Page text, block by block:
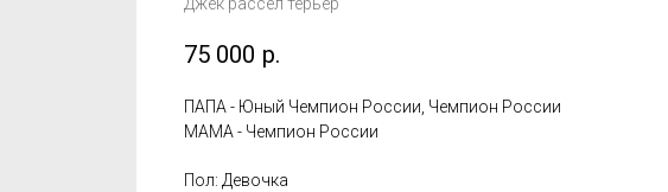
75 000 р.
ПАПА - Юный Чемпион России, Чемпион России
МАМА - Чемпион России
Пол: Девочка